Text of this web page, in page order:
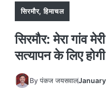
सिरमौर,हिमाचल
सिरमौर: मेरा गांव
सत्यापन के लिए
By पंकज जयसवालJanuary